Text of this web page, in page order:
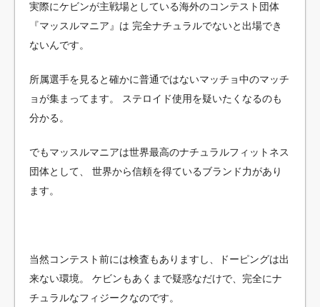
実際にケビンが主戦場としている海外のコンテスト団体
『マッスルマニア』は 完全ナチュラルでないと出場でき
ないんです。
所属選手を見ると確かに普通ではないマッチョ中のマッチ
ョが集まってます。
ステロイド使用を疑いたくなるのも
分かる。
でもマッスルマニアは世界最高のナチュラルフィットネス
団体として、
世界から信頼を得ているブランド力があり
ます。
当然コンテスト前には検査もありますし、ドーピングは出
来ない環境。
ケビンもあくまで疑惑なだけで、完全にナ
チュラルなフィジークなのです。